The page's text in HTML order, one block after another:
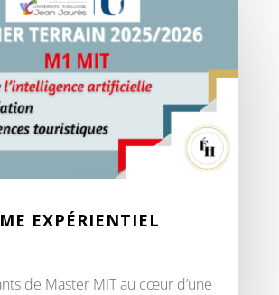
EXPÉRIENTIEL
de Master MIT au cœur d’une